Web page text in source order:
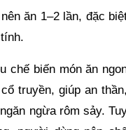
ăn 1–2 lần, đặc
chế biến món ăn
truyền, giúp an
ngừa rôm sảy.